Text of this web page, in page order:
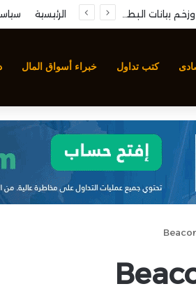
تحليل أسعار الذهب (XAU/USD): اختراق خطوط الاتجاه الهابطة وزخم بيانات البطالة الأمريكية الرئيسية
كتب تداول خبراء أسواق المال